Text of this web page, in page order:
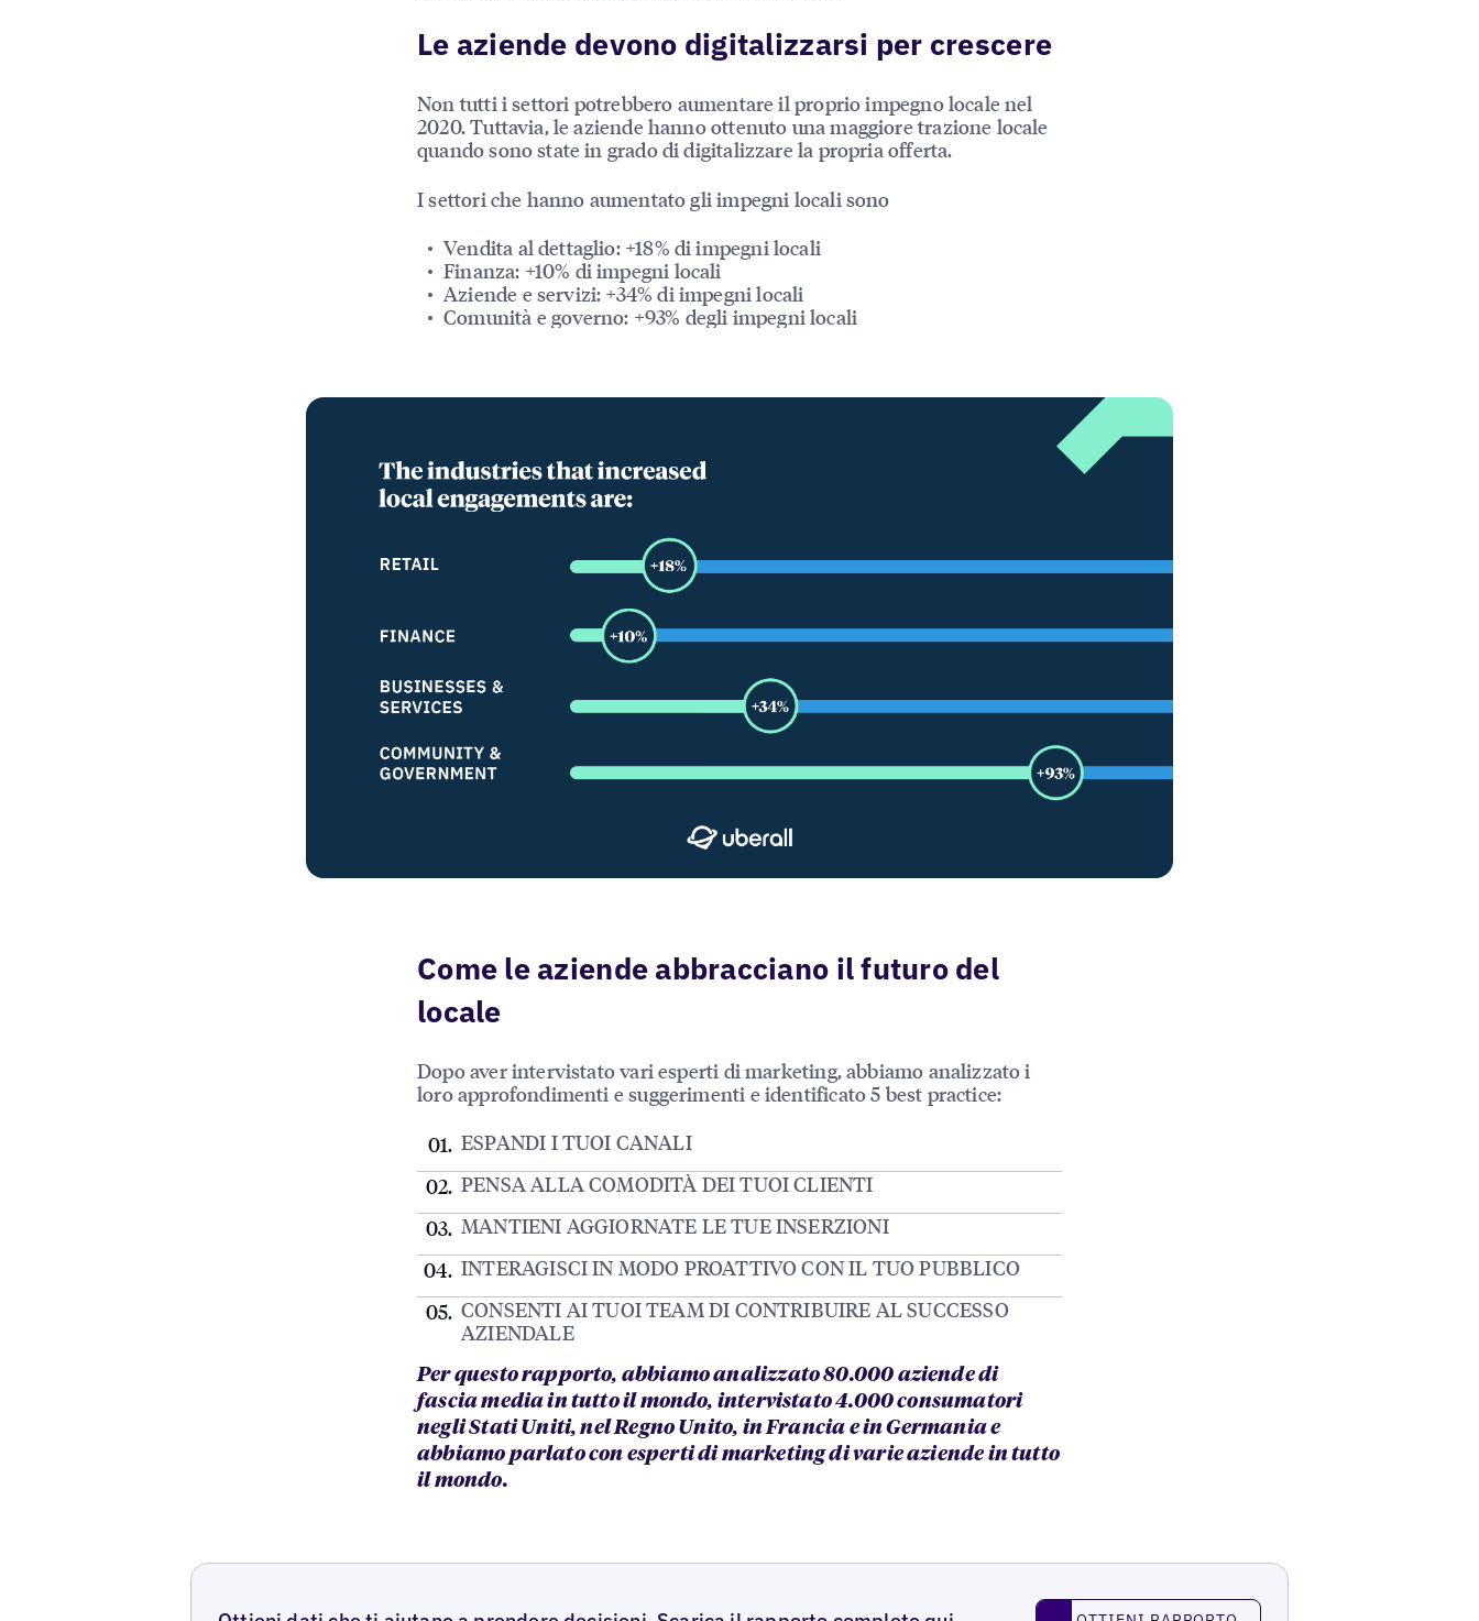
Le aziende devono digitalizzarsi per crescere
Non tutti i settori potrebbero aumentare il proprio impegno locale nel
2020. Tuttavia, le aziende hanno ottenuto una maggiore trazione locale
quando sono state in grado di digitalizzare la propria offerta.
I settori che hanno aumentato gli impegni locali sono
Vendita al dettaglio: +18% di impegni locali
Finanza: +10% di impegni locali
Aziende e servizi: +34% di impegni locali
Comunità e governo: +93% degli impegni locali
Come le aziende abbracciano il futuro del
locale
Dopo aver intervistato vari esperti di marketing, abbiamo analizzato i
loro approfondimenti e suggerimenti e identificato 5 best practice:
ESPANDI I TUOI CANALI
PENSA ALLA COMODITÀ DEI TUOI CLIENTI
MANTIENI AGGIORNATE LE TUE INSERZIONI
INTERAGISCI IN MODO PROATTIVO CON IL TUO PUBBLICO
CONSENTI AI TUOI TEAM DI CONTRIBUIRE AL SUCCESSO
AZIENDALE
Per questo rapporto, abbiamo analizzato 80.000 aziende di
fascia media in tutto il mondo, intervistato 4.000 consumatori
negli Stati Uniti, nel Regno Unito, in Francia e in Germania e
abbiamo parlato con esperti di marketing di varie aziende in tutto
il mondo.